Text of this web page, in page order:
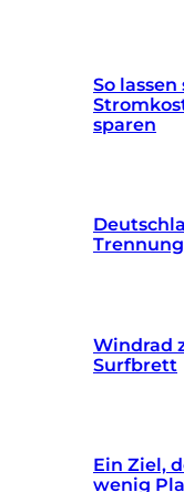
So lassen
sparen
Windrad
Surfbrett
Ein Ziel,
wenig